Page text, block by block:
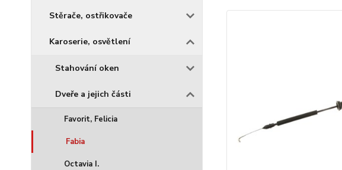
Stěrače, ostřikovače
Karoserie, osvětlení
Stahování oken
Dveře a jejich části
Favorit, Felicia
Fabia
Octavia I.